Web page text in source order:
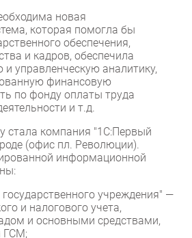
новая
которая помогла бы
обеспечения,
и кадров, обеспечила
управленческую аналитику,
финансовую
по фонду оплаты труда
и т.д.
стала компания "1С:Первый
(офис пл. Революции).
информационной
государственного учреждения" —
и налогового учета,
и основными средствами,
ГСМ;